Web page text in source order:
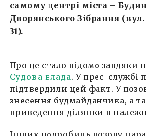
самому центрі міста –
Дворянського Зібрання (вул.
31).
Про це стало відомо завдяки
Судова влада. У прес-службі
підтвердили цей факт. У
знесення будмайданчика, а
приведення ділянки в